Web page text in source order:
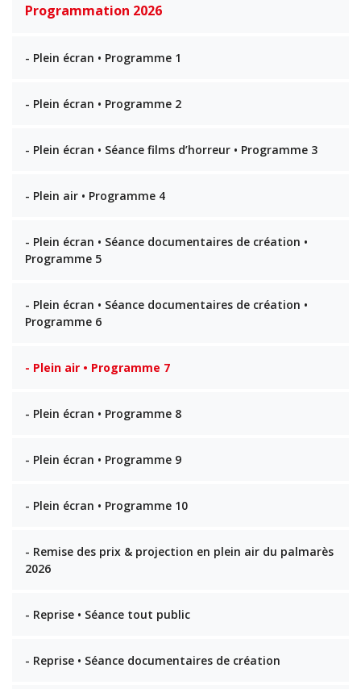
Programmation 2026
- Plein écran • Programme 1
- Plein écran • Programme 2
- Plein écran • Séance films d’horreur • Programme 3
- Plein air • Programme 4
- Plein écran • Séance documentaires de création •
Programme 5
- Plein écran • Séance documentaires de création •
Programme 6
- Plein air • Programme 7
- Plein écran • Programme 8
- Plein écran • Programme 9
- Plein écran • Programme 10
- Remise des prix & projection en plein air du palmarès
2026
- Reprise • Séance tout public
- Reprise • Séance documentaires de création